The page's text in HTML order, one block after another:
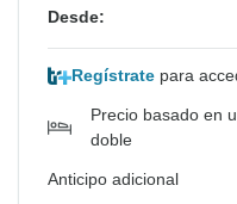
Desde:
Regístrate para
Precio basado en
doble
Anticipo adicional